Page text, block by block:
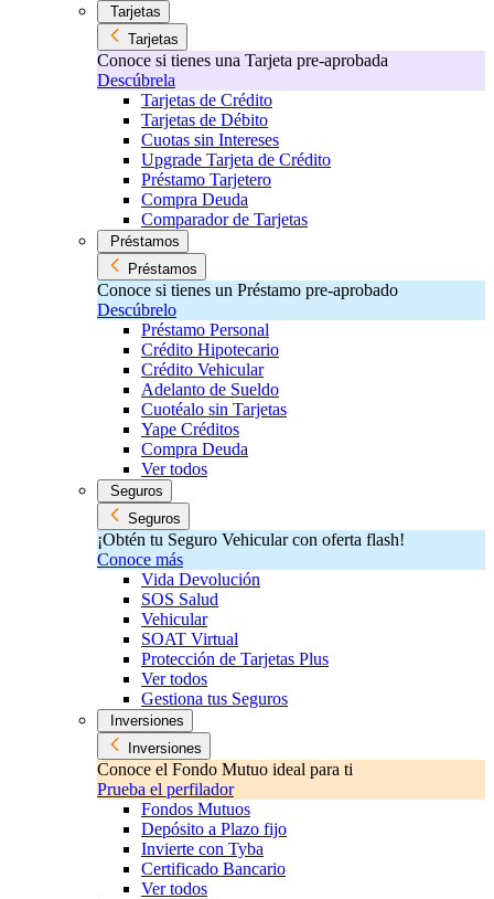
Tarjetas
Tarjetas
Conoce si tienes una Tarjeta pre-aprobada
Descúbrela
Tarjetas de Crédito
Tarjetas de Débito
Cuotas sin Intereses
Upgrade Tarjeta de Crédito
Préstamo Tarjetero
Compra Deuda
Comparador de Tarjetas
Préstamos
Préstamos
Conoce si tienes un Préstamo pre-aprobado
Descúbrelo
Préstamo Personal
Crédito Hipotecario
Crédito Vehicular
Adelanto de Sueldo
Cuotéalo sin Tarjetas
Yape Créditos
Compra Deuda
Ver todos
Seguros
Seguros
¡Obtén tu Seguro Vehicular con oferta flash!
Conoce más
Vida Devolución
SOS Salud
Vehicular
SOAT Virtual
Protección de Tarjetas Plus
Ver todos
Gestiona tus Seguros
Inversiones
Inversiones
Conoce el Fondo Mutuo ideal para ti
Prueba el perfilador
Fondos Mutuos
Depósito a Plazo fijo
Invierte con Tyba
Certificado Bancario
Ver todos